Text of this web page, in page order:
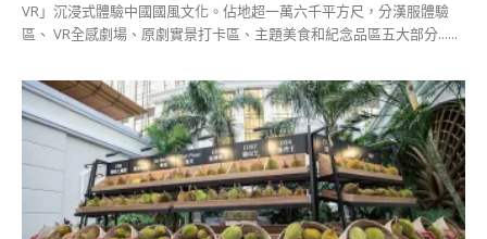
VR」沉浸式體驗中國國風文化。佔地超一萬六千平方尺，分漢服體驗
區、 VR全感劇場、原劇實景打卡區、主題美食和紀念品區五大部分......